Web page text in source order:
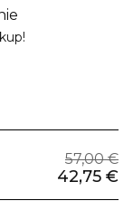
57,00 €
42,75 €